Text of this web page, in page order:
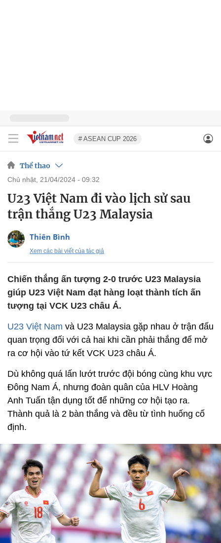
# ASEAN CUP 2026
Thể thao
chủ nhật, 21/04/2024 - 09:32
U23 Việt Nam đi vào lịch sử sau
trận thắng U23 Malaysia
Thiên Bình
Xem các bài viết của tác giả
Chiến thắng ấn tượng 2-0 trước U23 Malaysia
giúp U23 Việt Nam đạt hàng loạt thành tích ấn
tượng tại VCK U23 châu Á.
U23 Việt Nam và U23 Malaysia gặp nhau ở trận đấu
quan trọng đối với cả hai khi cần phải thắng để mở
ra cơ hội vào tứ kết VCK U23 châu Á.
Dù không quá lấn lướt trước đội bóng cùng khu vực
Đông Nam Á, nhưng đoàn quân của HLV Hoàng
Anh Tuấn tận dụng tốt để những cơ hội tạo ra.
Thành quả là 2 bàn thắng và đều từ tình huống cố
định.